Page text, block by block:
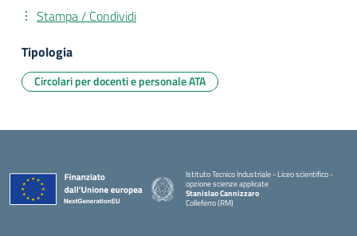
Stampa / Condividi
Tipologia
Circolari per docenti e personale ATA
Istituto Tecnico Industriale - Liceo scientifico -
opzione scienze applicate
Stanislao Cannizzaro
Colleferro (RM)